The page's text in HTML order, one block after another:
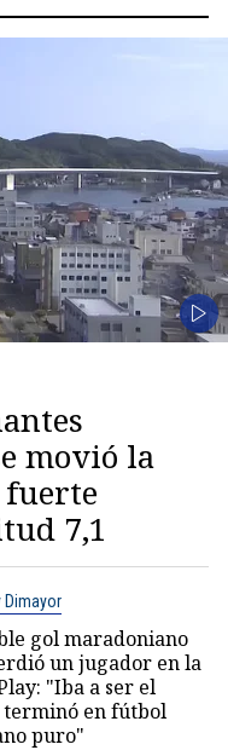
movió la
fuerte
7,1
Dimayor
gol maradoniano
un jugador en la
"Iba a ser el
terminó en fútbol
puro"